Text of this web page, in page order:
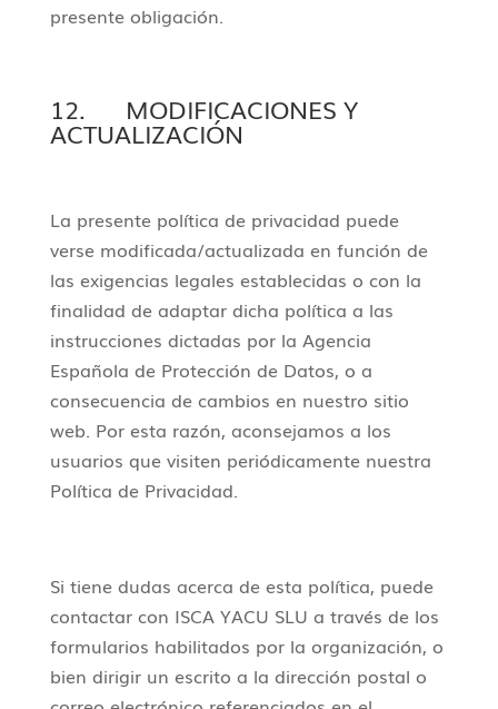
presente obligación.
12. MODIFICACIONES Y
ACTUALIZACIÓN
La presente política de privacidad puede
verse modificada/actualizada en función de
las exigencias legales establecidas o con la
finalidad de adaptar dicha política a las
instrucciones dictadas por la Agencia
Española de Protección de Datos, o a
consecuencia de cambios en nuestro sitio
web. Por esta razón, aconsejamos a los
usuarios que visiten periódicamente nuestra
Política de Privacidad.
Si tiene dudas acerca de esta política, puede
contactar con ISCA YACU SLU a través de los
formularios habilitados por la organización, o
bien dirigir un escrito a la dirección postal o